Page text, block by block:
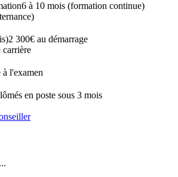
6 à 10 mois (formation continue)
2 300€ au démarrage
carrière
à l'examen
en poste sous 3 mois